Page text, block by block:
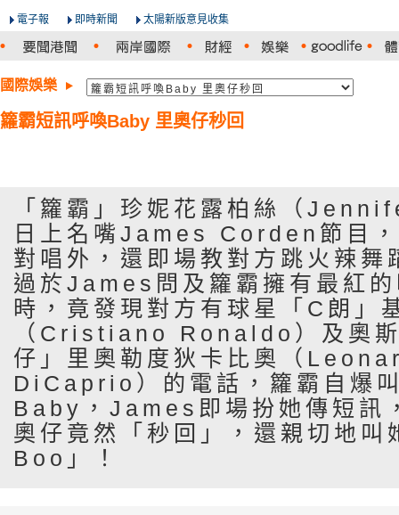
電子報 即時新聞 太陽新版意見收集
國際娛樂
籮霸短訊呼喚Baby 里奧仔秒回
「籮霸」珍妮花露柏絲（
日上名嘴James Corden節目
對唱外，還即場教對方跳火辣舞
過於James問及籮霸擁有最紅
時，竟發現對方有球星「C朗」
（Cristiano Ronaldo）及奧
仔」里奧勒度狄卡比奧（
DiCaprio）的電話，籮霸自爆
Baby，James即場扮她傳短訊
奧仔竟然「秒回」，還親切地叫
Boo」！